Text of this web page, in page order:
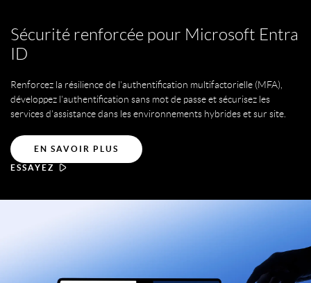
Sécurité renforcée pour Microsoft Entra
ID
Renforcez la résilience de l'authentification multifactorielle (MFA),
développez l'authentification sans mot de passe et sécurisez les
services d'assistance dans les environnements hybrides et sur site.
EN SAVOIR PLUS
ESSAYEZ